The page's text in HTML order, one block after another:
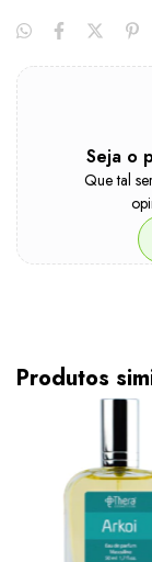
Seja o
Que tal
Produtos